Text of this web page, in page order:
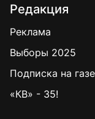
Редакция
Реклама
Выборы 2025
Подписка на
«КВ» - 35!